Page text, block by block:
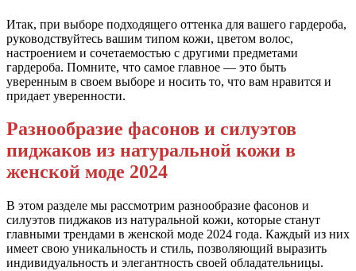
Итак, при выборе подходящего оттенка для вашего гардероба,
руководствуйтесь вашим типом кожи, цветом волос,
настроением и сочетаемостью с другими предметами
гардероба. Помните, что самое главное — это быть
уверенным в своем выборе и носить то, что вам нравится и
придает уверенности.
Разнообразие фасонов и силуэтов
пиджаков из натуральной кожи в
женской моде 2024
В этом разделе мы рассмотрим разнообразие фасонов и
силуэтов пиджаков из натуральной кожи, которые станут
главными трендами в женской моде 2024 года. Каждый из них
имеет свою уникальность и стиль, позволяющий выразить
индивидуальность и элегантность своей обладательницы.